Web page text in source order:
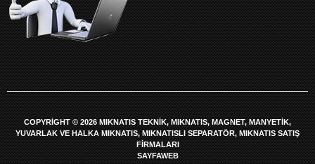
COPYRIGHT © 2026 MIKNATIS TEKNIK, MIKNATIS, MAGNET, MANYETIK,
YUVARLAK VE HALKA MIKNATIS, MIKNATISLI SEPARATÖR, MIKNATIS SATIŞ
FIRMALARI
SAYFAWEB